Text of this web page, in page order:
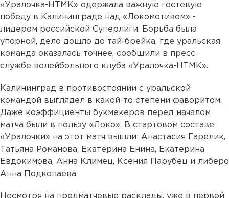
«Уралочка-НТМК» одержала важную гостевую
победу в Калининграде над «Локомотивом» -
лидером российской Суперлиги. Борьба была
упорной, дело дошло до тай-брейка, где уральская
команда оказалась точнее, сообщили в пресс-
службе волейбольного клуба «Уралочка-НТМК».
Калининград в противостоянии с уральской
командой выглядел в какой-то степени фаворитом.
Даже коэффициенты букмекеров перед началом
матча были в пользу «Локо». В стартовом составе
«Уралочки» на этот матч вышли: Анастасия Гарелик,
Татьяна Романова, Екатерина Енина, Екатерина
Евдокимова, Анна Климец, Ксения Парубец и либеро
Анна Подкопаева.
Несмотря на предматчевые расклады, уже в первой